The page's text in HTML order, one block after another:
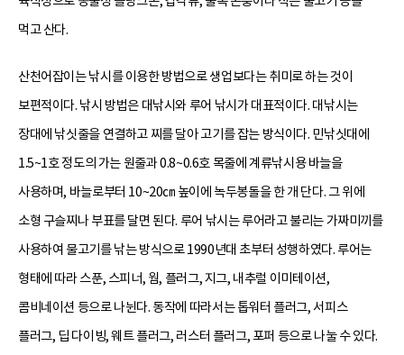
먹고 산다.
산천어잡이는 낚시를 이용한 방법으로 생업보다는 취미로 하는 것이
보편적이다. 낚시 방법은 대낚시와 루어 낚시가 대표적이다. 대낚시는
장대에 낚싯줄을 연결하고 찌를 달아 고기를 잡는 방식이다. 민낚싯대에
1.5~1호 정도의 가는 원줄과 0.8~0.6호 목줄에 계류낚시용 바늘을
사용하며, 바늘로부터 10~20㎝ 높이에 녹두봉돌을 한 개 단다. 그 위에
소형 구슬찌나 부표를 달면 된다. 루어 낚시는 루어라고 불리는 가짜미끼를
사용하여 물고기를 낚는 방식으로 1990년대 초부터 성행하였다. 루어는
형태에 따라 스푼, 스피너, 웜, 플러그, 지그, 내추럴 이미테이션,
콤비네이션 등으로 나뉜다. 동작에 따라서는 톱워터 플러그, 서피스
플러그, 딥 다이빙, 웨트 플러그, 러스터 플러그, 포퍼 등으로 나눌 수 있다.